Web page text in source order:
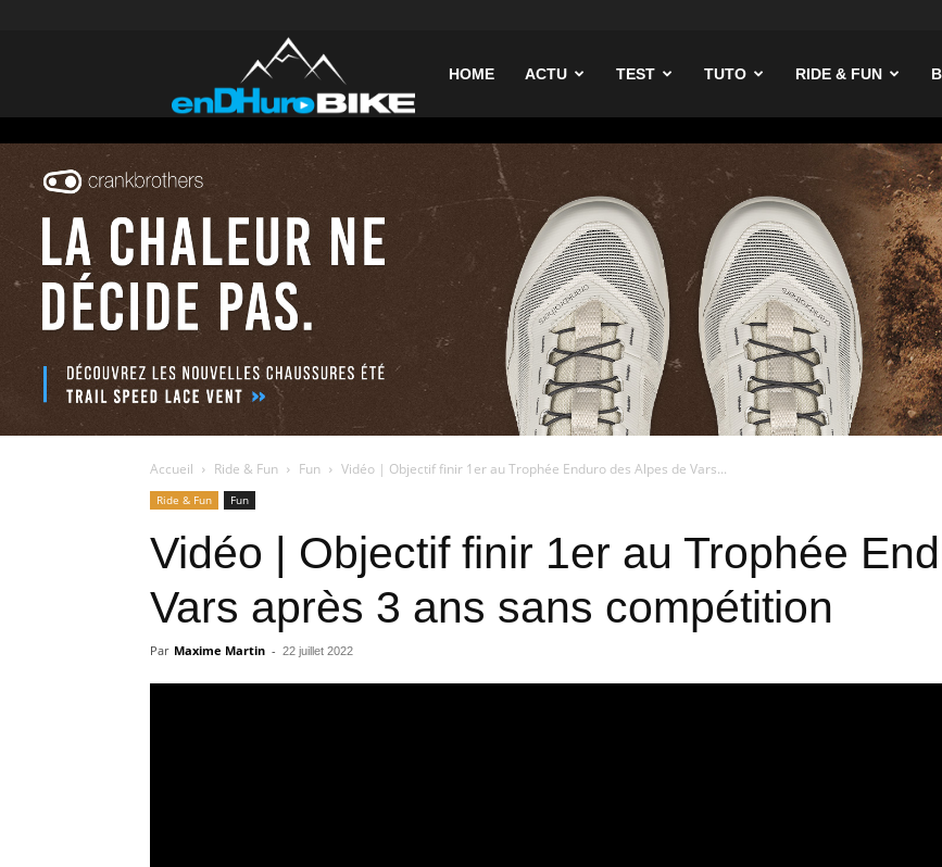
enDHurobike
HOME ACTU TEST TUTO RIDE & FUN
Accueil Ride & Fun Fun Vidéo | Objectif finir 1er au Trophée Enduro des Alpes de Vars...
Ride & Fun Fun
Vidéo | Objectif finir 1er au Trophée
Vars après 3 ans sans compétition
Par Maxime Martin - 22 juillet 2022